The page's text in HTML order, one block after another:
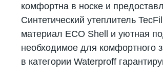
комфортна в носке и
Синтетический утеплитель
материал ECO Shell и уютная
необходимое для комфортного
в категории Waterproff